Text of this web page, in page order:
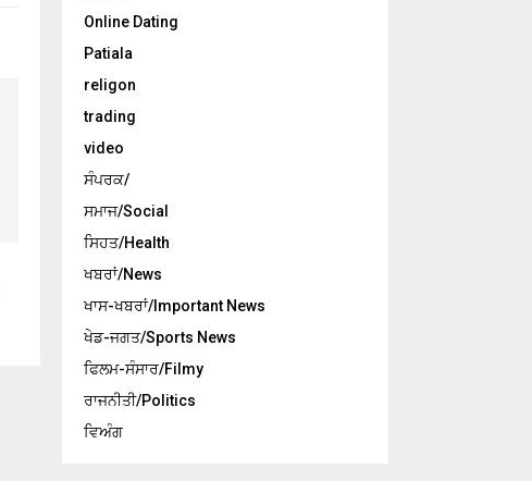
Online Dating
Patiala
religon
trading
video
ਸੰਪਰਕ/
ਸਮਾਜ/Social
ਸਿਹਤ/Health
ਖਬਰਾਂ/News
ਖਾਸ-ਖਬਰਾਂ/Important News
ਖੇਡ-ਜਗਤ/Sports News
ਫਿਲਮ-ਸੰਸਾਰ/Filmy
ਰਾਜਨੀਤੀ/Politics
ਵਿਅੰਗ